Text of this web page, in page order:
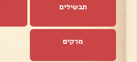
תבשילים
מרקים